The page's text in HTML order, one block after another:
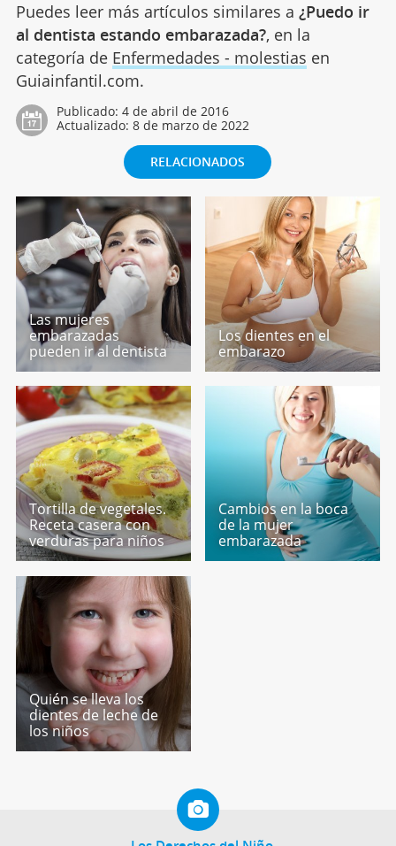
Puedes leer más artículos similares a ¿Puedo ir
al dentista estando embarazada?, en la
categoría de Enfermedades - molestias en
Guiainfantil.com.
Publicado: 4 de abril de 2016
Actualizado: 8 de marzo de 2022
RELACIONADOS
Las mujeres
embarazadas
pueden ir al dentista
Los dientes en el
embarazo
Tortilla de vegetales.
Receta casera con
verduras para niños
Cambios en la boca
de la mujer
embarazada
Quién se lleva los
dientes de leche de
los niños